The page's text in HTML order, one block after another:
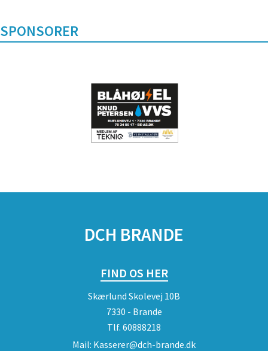
SPONSORER
DCH BRANDE
FIND OS HER
Skærlund Skolevej 10B
7330 - Brande
Tlf. 60888218
Mail: Kasserer@dch-brande.dk